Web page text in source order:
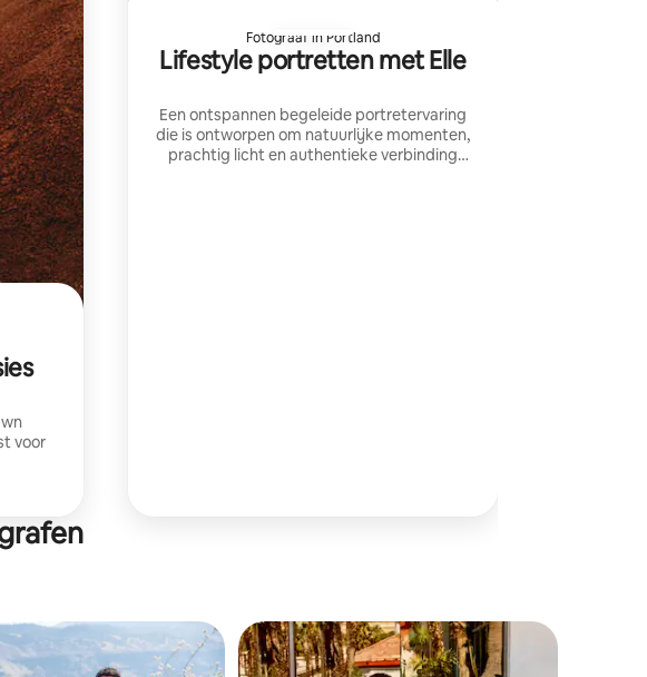
voor
Fotograaf in Portland
Lifestyle portretten met Elle
Een ontspannen begeleide portretervaring
die is ontworpen om natuurlijke momenten,
prachtig licht en authentieke verbinding